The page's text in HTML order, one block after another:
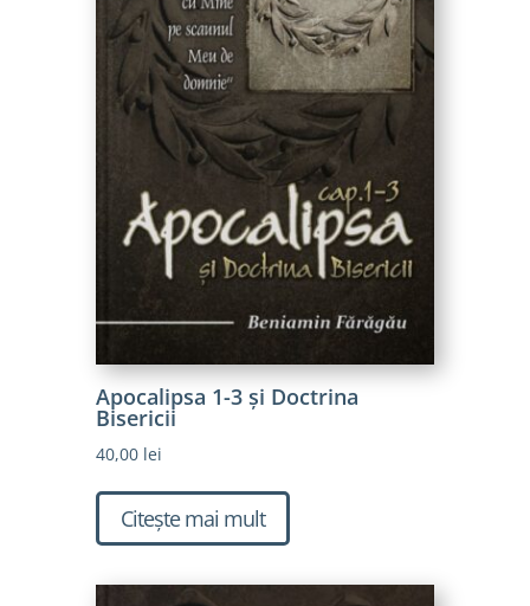
Apocalipsa 1-3 și Doctrina
Bisericii
40,00 lei
Citește mai mult